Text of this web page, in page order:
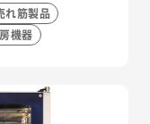
れ筋製品
機器